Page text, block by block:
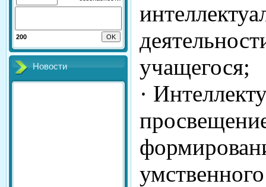
200
Новости
учащегося;
·